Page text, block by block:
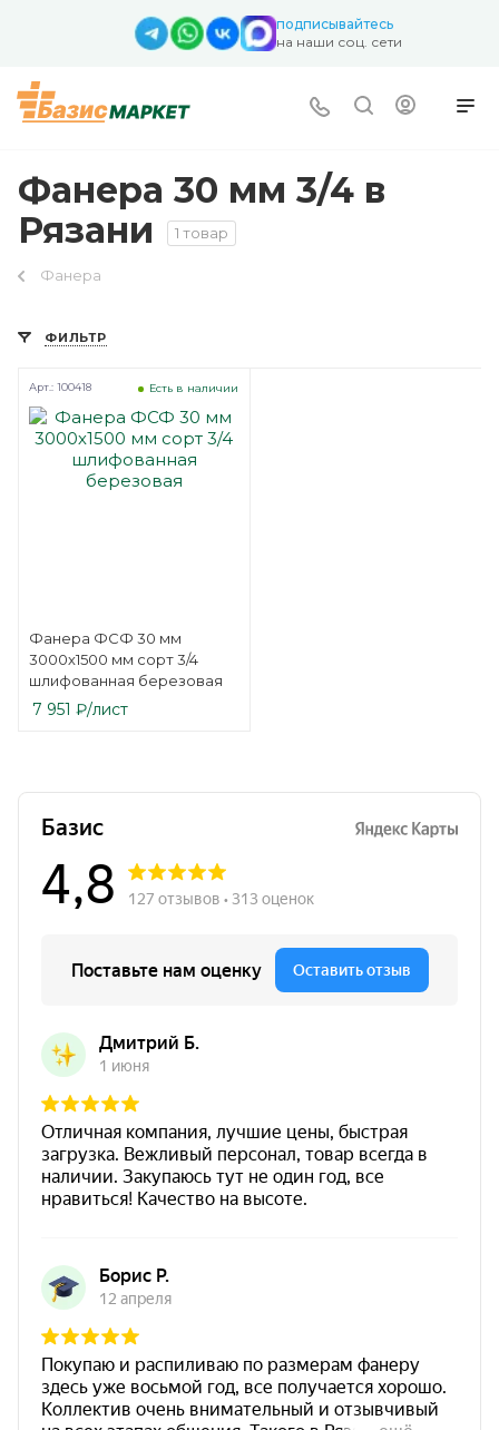
подписывайтесь
на наши соц. сети
Фанера 30 мм 3/4 в
Рязани
1 товар
Фанера
ФИЛЬТР
Фанера ФСФ 30 мм
3000х1500 мм сорт 3/4
шлифованная березовая
Есть в наличии
Арт.: 100418
7 951 ₽/лист